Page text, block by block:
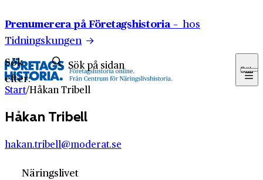
Prenumerera på Företagshistoria – hos
Tidningskungen
Sök
efter:
Sök
Start/Håkan Tribell
Håkan Tribell
hakan.tribell@moderat.se
Näringslivet